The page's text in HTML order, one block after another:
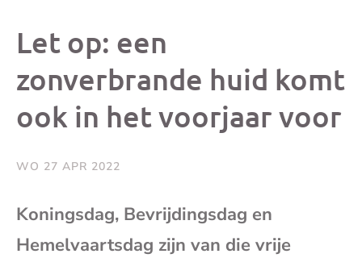
bericht
op
bericht
op
bericht
op via
Let op: een
zonverbrande huid komt
ook in het voorjaar voor
WO 27 APR 2022
Koningsdag, Bevrijdingsdag en
Hemelvaartsdag zijn van die vrije